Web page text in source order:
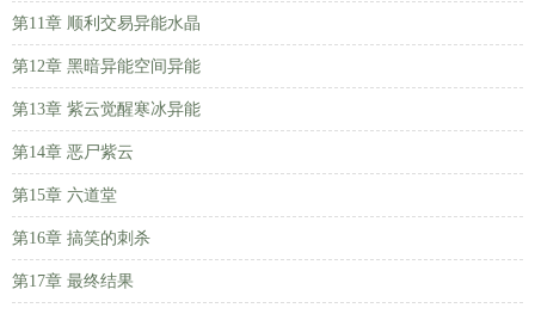
第11章 顺利交易异能水晶
第12章 黑暗异能空间异能
第13章 紫云觉醒寒冰异能
第14章 恶尸紫云
第15章 六道堂
第16章 搞笑的刺杀
第17章 最终结果